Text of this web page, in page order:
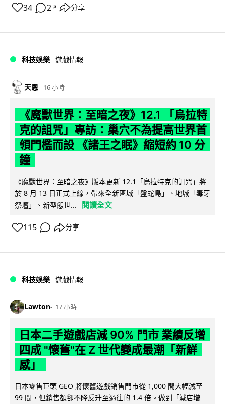
34 2 ↗ 分享
科技娛樂 遊戲情報
天恩 16 小時
《魔獸世界：至暗之夜》12.1 「烏拉特
克的詛咒」專訪：巢穴不為提高世界首
領門檻而設 《諸王之眠》縮短約 10 分
鐘
《魔獸世界：至暗之夜》版本更新 12.1「烏拉特克的詛咒」將
於 8 月 13 日正式上線，帶來全新區域「盤蛇島」、地城「毒牙
祭壇」、新型態世...
閱讀全文
115 分享
科技娛樂 遊戲情報
Lawton 17 小時
日本二手遊戲店減 90% 門市 業績反增
四成 "懷舊"在 Z 世代變成最潮「新鮮
感」
日本零售巨頭 GEO 將懷舊遊戲銷售門市從 1,000 間大幅減至
99 間，但銷售額卻不降反升至過往的 1.4 倍。做到「減店增